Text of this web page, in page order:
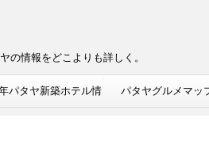
の情報をどこよりも詳しく。
パタヤ新築ホテル情 パタヤグルメマッ